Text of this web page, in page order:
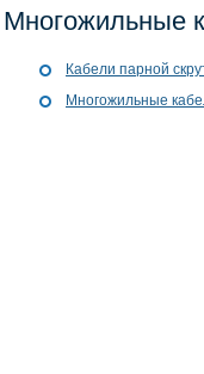
Многожильные
Кабели парной
Многожильные